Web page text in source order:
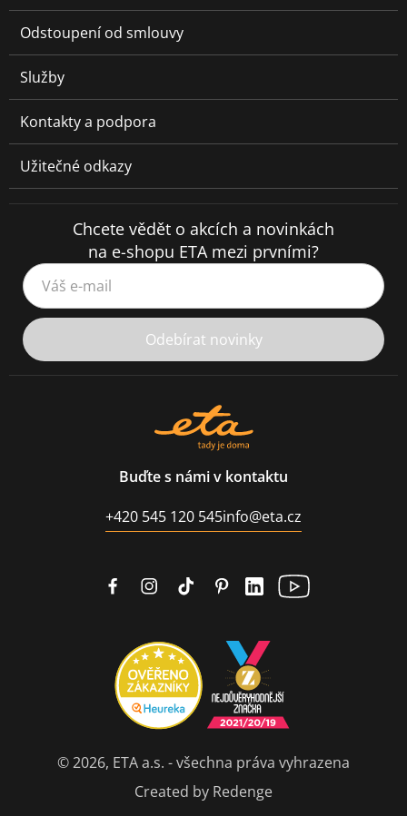
Odstoupení od smlouvy
Služby
Kontakty a podpora
Užitečné odkazy
Chcete vědět o akcích a novinkách
na e-shopu ETA mezi prvními?
Váš e-mail
Odebírat novinky
Buďte s námi v kontaktu
+420 545 120 545info@eta.cz
© 2026, ETA a.s. - všechna práva vyhrazena
Created by Redenge